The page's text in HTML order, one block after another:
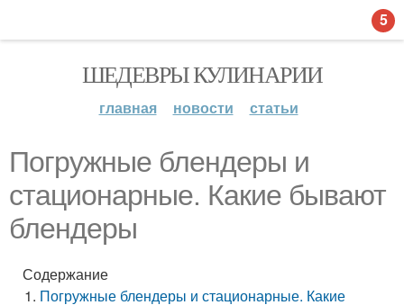
ШЕДЕВРЫ КУЛИНАРИИ
главная новости статьи
Погружные блендеры и
стационарные. Какие бывают
блендеры
Содержание
Погружные блендеры и стационарные. Какие
5